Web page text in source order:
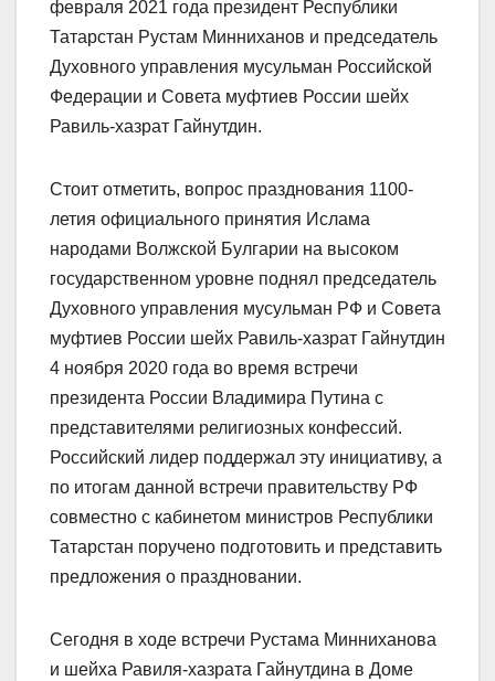
февраля 2021 года президент Республики
Татарстан Рустам Минниханов и председатель
Духовного управления мусульман Российской
Федерации и Совета муфтиев России шейх
Равиль-хазрат Гайнутдин.
Стоит отметить, вопрос празднования 1100-
летия официального принятия Ислама
народами Волжской Булгарии на высоком
государственном уровне поднял председатель
Духовного управления мусульман РФ и Совета
муфтиев России шейх Равиль-хазрат Гайнутдин
4 ноября 2020 года во время встречи
президента России Владимира Путина с
представителями религиозных конфессий.
Российский лидер поддержал эту инициативу, а
по итогам данной встречи правительству РФ
совместно с кабинетом министров Республики
Татарстан поручено подготовить и представить
предложения о праздновании.
Сегодня в ходе встречи Рустама Минниханова
и шейха Равиля-хазрата Гайнутдина в Доме